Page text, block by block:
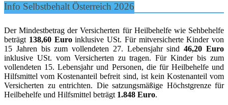
Info Selbstbehalt Österreich 2026
Der Mindestbetrag der Versicherten für Heilbehelfe wie Sehbehelfe
beträgt 138,60 Euroinklusive USt. Für mitversicherte Kinder von
15 Jahren bis zum vollendeten 27. Lebensjahr sind46,20 Euro
inklusive USt. vom Versicherten zu tragen. Für Kinder bis zum
vollendeten 15. Lebensjahr und Personen, die für Heilbehelfe und
Hilfsmittel vom Kostenanteil befreit sind, ist kein Kostenanteil vom
Versicherten zu entrichten. Die satzungsmäßige Höchstgrenze für
Heilbehelfe und Hilfsmittel beträgt 1.848 Euro.